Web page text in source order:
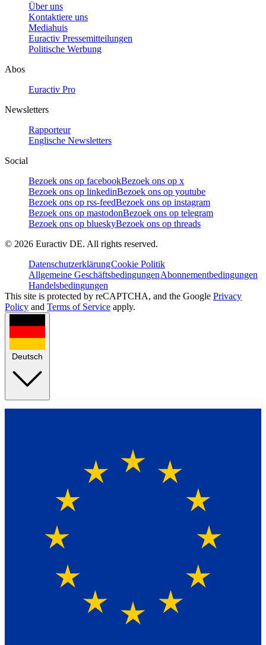
Über uns
Kontaktiere uns
Mediahuis
Euractiv Pressemitteilungen
Politische Werbung
Abos
Euractiv Pro
Newsletters
Rapporteur
Englische Newsletters
Social
Bezoek ons op facebookBezoek ons op x
Bezoek ons op linkedinBezoek ons op youtube
Bezoek ons op rss-feedBezoek ons op instagram
Bezoek ons op mastodonBezoek ons op telegram
Bezoek ons op blueskyBezoek ons op threads
© 2026 Euractiv DE. All rights reserved.
DatenschutzerklärungCookie Politik
Allgemeine GeschäftsbedingungenAbonnementbedingungen
Handelsbedingungen
This site is protected by reCAPTCHA, and the Google Privacy
Policy and Terms of Service apply.
Deutsch